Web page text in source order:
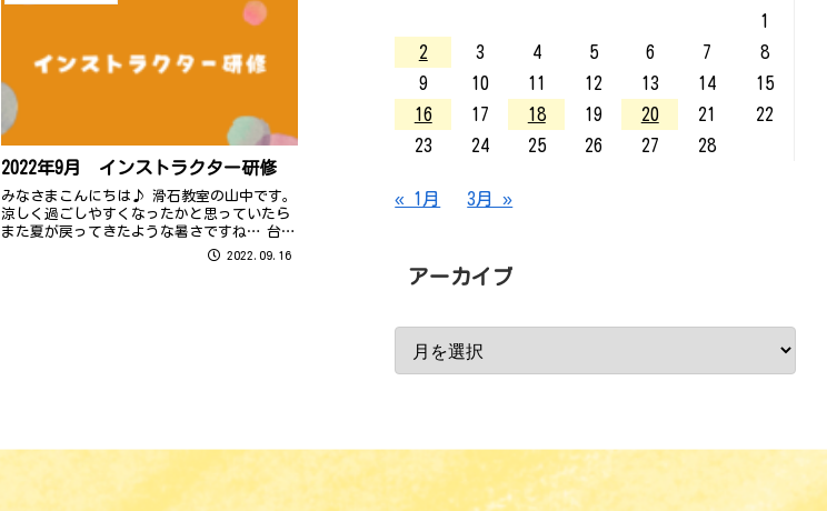
2022年9月 インストラクター研修
みなさまこんにちは♪ 滑石教室の山中です。
涼しく過ごしやすくなったかと思っていたら
また夏が戻ってきたような暑さですね… 台風
が心配ですが、みなさまお気を付けくださ
2022.09.16
1
2
3 4 5 6 7
8
9
10 11 12 13 14
15
16
17 18 19 20 21
22
23
24 25 26 27 28
« 1月 3月 »
アーカイブ